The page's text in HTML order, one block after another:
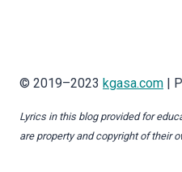
© 2019–2023 kgasa.com |
Lyrics in this blog provided for
are property and copyright of their